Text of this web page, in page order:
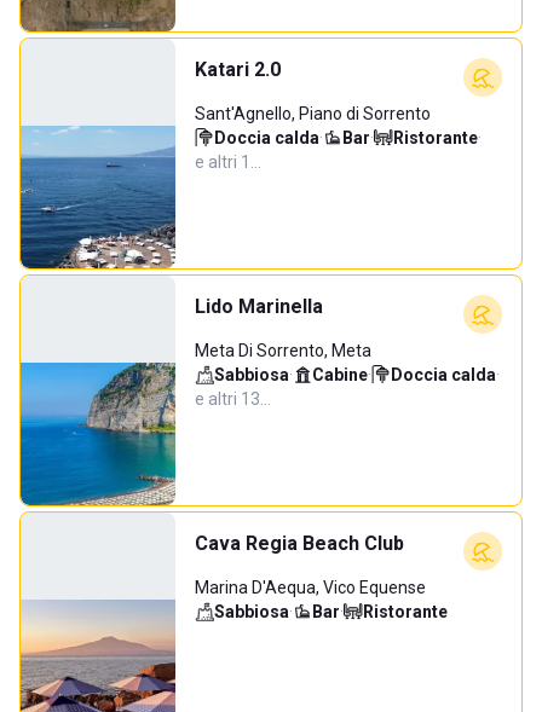
Katari 2.0
Sant'Agnello, Piano di Sorrento
Doccia calda· Bar· Ristorante·
e altri 1…
Lido Marinella
Meta Di Sorrento, Meta
Sabbiosa· Cabine· Doccia calda·
e altri 13…
Cava Regia Beach Club
Marina D'Aequa, Vico Equense
Sabbiosa· Bar· Ristorante